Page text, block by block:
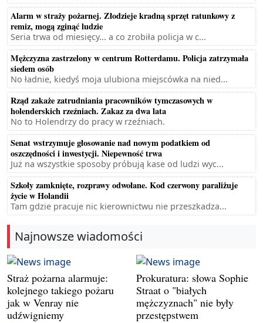
Alarm w straży pożarnej. Złodzieje kradną sprzęt ratunkowy z
remiz, mogą zginąć ludzie
Seria trwa od miesięcy... a co zrobiła policja w c...
Mężczyzna zastrzelony w centrum Rotterdamu. Policja zatrzymała
siedem osób
No ładnie, kiedyś moja ulubiona miejscówka na nied...
Rząd zakaże zatrudniania pracowników tymczasowych w
holenderskich rzeźniach. Zakaz za dwa lata
No to Holendrzy do pracy w rzeźniach.
Senat wstrzymuje głosowanie nad nowym podatkiem od
oszczędności i inwestycji. Niepewność trwa
Już na wszystkie sposoby próbują kase od ludzi wyc...
Szkoły zamknięte, rozprawy odwołane. Kod czerwony paraliżuje
życie w Holandii
Tam gdzie pracuje nic kierownictwu nie przeszkadza...
Najnowsze wiadomości
Straż pożarna alarmuje:
kolejnego takiego pożaru
jak w Venray nie
udźwigniemy
Prokuratura: słowa Sophie
Straat o "białych
mężczyznach" nie były
przestępstwem